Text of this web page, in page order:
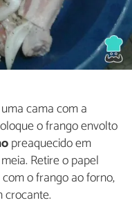
cama com a
o frango envolto
preaquecido em
Retire o papel
o frango ao forno,
crocante.